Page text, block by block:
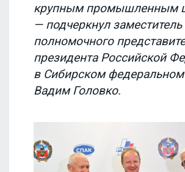
крупным промышленным
— подчеркнул заместитель
полномочного
президента Российской
в Сибирском федеральном
Вадим Головко.